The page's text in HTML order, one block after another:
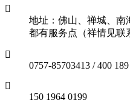
地址：佛山、禅城、南
都有服务点（祥情见联
0757-85703413 / 400
150 1964 0199